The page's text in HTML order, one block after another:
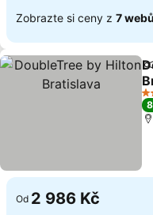
Zobrazte si ceny z 7 webů
4
Od 2 986 Kč